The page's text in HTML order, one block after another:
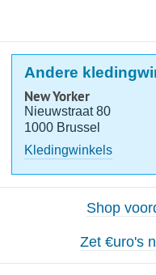
Andere
New Yorker
Nieuwstraat 80
1000 Brussel
Kledingwinkels
Shop
Zet €uro's